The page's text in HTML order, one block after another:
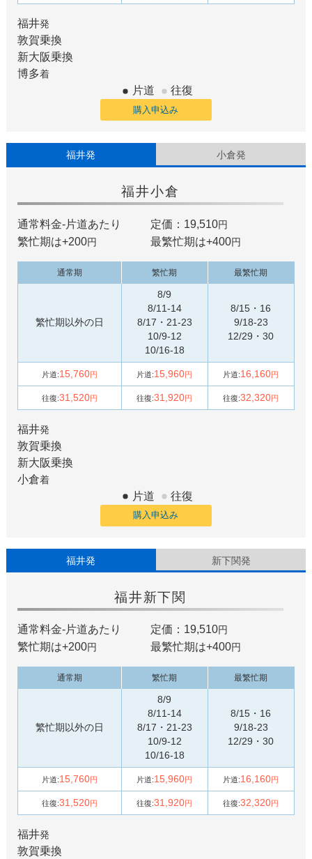
福井発
敦賀乗換
新大阪乗換
博多着
片道 往復
購入申込み
福井発 小倉発
福井小倉
通常料金-片道あたり 定価：19,510円
繁忙期は+200円 最繁忙期は+400円
通常期 繁忙期 最繁忙期
繁忙期以外の日
8/9
8/11-14
8/17・21-23
10/9-12
10/16-18
8/15・16
9/18-23
12/29・30
片道:15,760円 片道:15,960円 片道:16,160円
往復:31,520円 往復:31,920円 往復:32,320円
福井発
敦賀乗換
新大阪乗換
小倉着
片道 往復
購入申込み
福井発 新下関発
福井新下関
通常料金-片道あたり 定価：19,510円
繁忙期は+200円 最繁忙期は+400円
通常期 繁忙期 最繁忙期
繁忙期以外の日
8/9
8/11-14
8/17・21-23
10/9-12
10/16-18
8/15・16
9/18-23
12/29・30
片道:15,760円 片道:15,960円 片道:16,160円
往復:31,520円 往復:31,920円 往復:32,320円
福井発
敦賀乗換